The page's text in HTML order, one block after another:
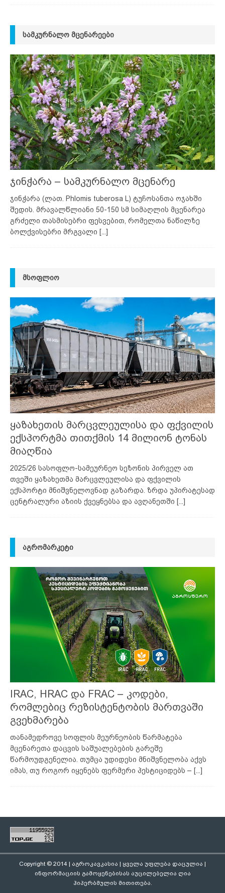
ᲡᲐᲛᲙᲣᲠᲜᲐᲚᲝ ᲛᲪᲔᲜᲐᲠᲔᲔᲑᲘ
ჯინჭარა – სამკურნალო მცენარე
ჯინჭარა (ლათ. Phlomis tuberosa L) ტუჩოსანთა ოჯახში
შედის. მრავალწლიანი 50-150 სმ სიმაღლის მცენარეა
გრძელი თასმისებრი ფესვებით, რომელთა ნაწილზე
ბოლქვისებრი მრგვალი [...]
ᲛᲡᲝᲤᲚᲘᲝ
ყაზახეთის მარცვლეულისა და ფქვილის
ექსპორტმა თითქმის 14 მილიონ ტონას
მიაღწია
2025/26 სასოფლო-სამეურნეო სეზონის პირველ ათ
თვეში ყაზახეთმა მარცვლეულისა და ფქვილის
ექსპორტი მნიშვნელოვნად გაზარდა. ზრდა უპირატესად
ცენტრალური აზიის ქვეყნებსა და ავღანეთში [...]
ᲐᲒᲠᲝᲛᲐᲠᲙᲔᲢᲘ
IRAC, HRAC და FRAC – კოდები,
რომლებიც რეზისტენტობის მართვაში
გვეხმარება
თანამედროვე სოფლის მეურნეობის წარმატება
მცენარეთა დაცვის საშუალებების გარეშე
წარმოუდგენელია. თუმცა უდიდესი მნიშვნელობა აქვს
იმას, თუ როგორ იყენებს ფერმერი პესტიციდებს – [...]
Copyright © 2014 | აგროკავკასია | ყველა უფლება დაცულია |
ინფორმაციის გამოყენებისას აუცილებელია ღია
ჰიპერბმულის მითითება.